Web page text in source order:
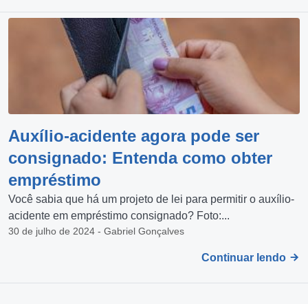
Auxílio-acidente agora pode ser
consignado: Entenda como obter
empréstimo
Você sabia que há um projeto de lei para permitir o auxílio-
acidente em empréstimo consignado? Foto:...
30 de julho de 2024 - Gabriel Gonçalves
Continuar lendo